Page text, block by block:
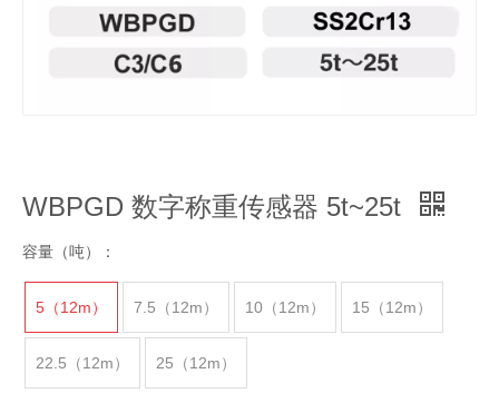
WBPGD 数字称重传感器 5t~25t
容量（吨）：
5（12m） 7.5（12m） 10（12m） 15（12m）
22.5（12m） 25（12m）